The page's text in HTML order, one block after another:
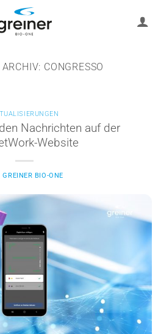
CONGRESSO
Nachrichten auf der
Website
GREINER BIO-ONE